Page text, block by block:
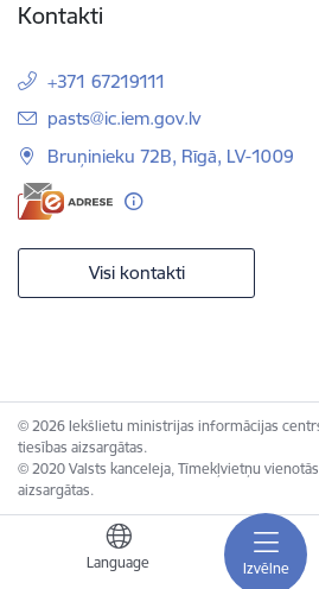
Izvēlne
Language
Kontakti
+371 67219111
E-pasts:
pasts@ic.iem.gov.lv
Bruņinieku 72B, Rīgā, LV-1009
Visi kontakti
© 2026 Iekšlietu ministrijas informācijas
tiesības aizsargātas.
© 2020 Valsts kanceleja, Tīmekļvietņu
aizsargātas.